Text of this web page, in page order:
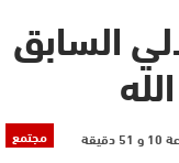
السابق
مجتمع